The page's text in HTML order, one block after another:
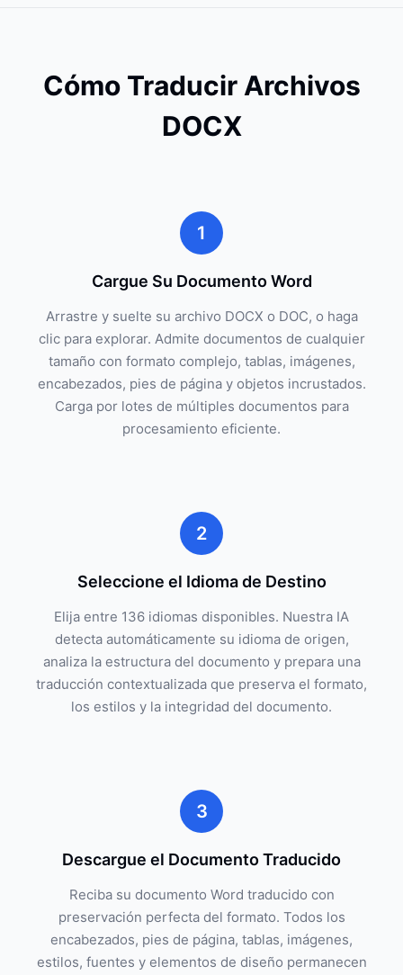
Cómo Traducir Archivos
DOCX
1
Cargue Su Documento Word
Arrastre y suelte su archivo DOCX o DOC, o haga
clic para explorar. Admite documentos de cualquier
tamaño con formato complejo, tablas, imágenes,
encabezados, pies de página y objetos incrustados.
Carga por lotes de múltiples documentos para
procesamiento eficiente.
2
Seleccione el Idioma de Destino
Elija entre 136 idiomas disponibles. Nuestra IA
detecta automáticamente su idioma de origen,
analiza la estructura del documento y prepara una
traducción contextualizada que preserva el formato,
los estilos y la integridad del documento.
3
Descargue el Documento Traducido
Reciba su documento Word traducido con
preservación perfecta del formato. Todos los
encabezados, pies de página, tablas, imágenes,
estilos, fuentes y elementos de diseño permanecen